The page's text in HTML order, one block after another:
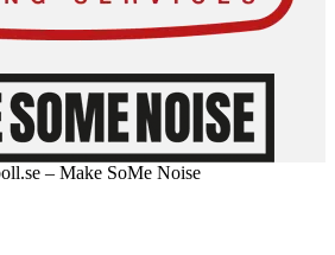
– Make SoMe Noise